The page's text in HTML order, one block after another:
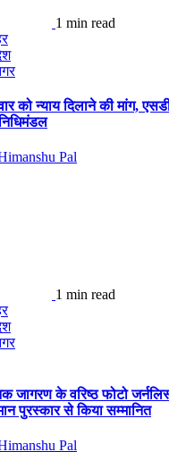
1 min read
को न्याय दिलाने की मांग,
Pal
1 min read
जागरण के वरिष्ठ फोटो
पुरस्कार से किया सम्मानित
Pal